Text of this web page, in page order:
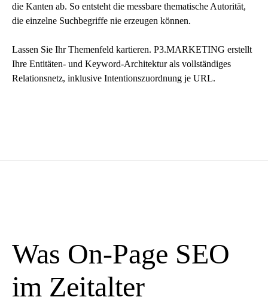
die Kanten ab. So entsteht die messbare thematische Autorität,
die einzelne Suchbegriffe nie erzeugen können.
Lassen Sie Ihr Themenfeld kartieren. P3.MARKETING erstellt
Ihre Entitäten- und Keyword-Architektur als vollständiges
Relationsnetz, inklusive Intentionszuordnung je URL.
Was On-Page SEO
im Zeitalter